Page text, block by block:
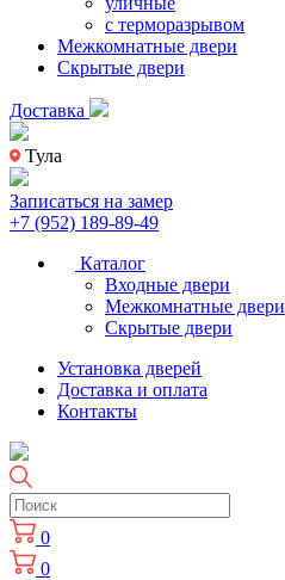
с терморазрывом
Межкомнатные двери
Скрытые двери
Доставка
Тула
Записаться на замер
+7 (952) 189-89-49
Каталог
Входные двери
Межкомнатные двери
Скрытые двери
Установка дверей
Доставка и оплата
Контакты
0
0